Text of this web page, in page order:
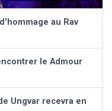
au Rav
le Admour
Ungvar recevra en